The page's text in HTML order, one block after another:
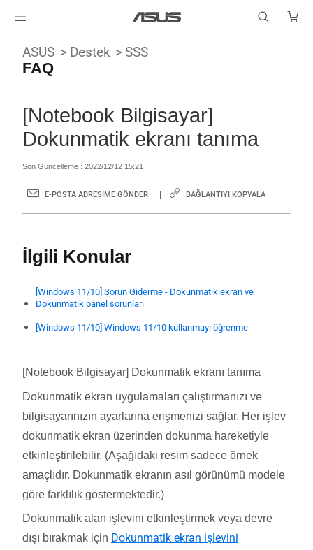
ASUS Destek SSS
FAQ
[Notebook Bilgisayar]
Dokunmatik ekranı tanıma
Son Güncelleme : 2022/12/12 15:21
E-POSTA ADRESIME GÖNDER BAĞLANTIYI KOPYALA
İlgili Konular
[Windows 11/10] Sorun Giderme - Dokunmatik ekran ve
Dokunmatik panel sorunları
[Windows 11/10] Windows 11/10 kullanmayı öğrenme
[Notebook Bilgisayar] Dokunmatik ekranı tanıma
Dokunmatik ekran uygulamaları çalıştırmanızı ve
bilgisayarınızın ayarlarına erişmenizi sağlar. Her işlev
dokunmatik ekran üzerinden dokunma hareketiyle
etkinleştirilebilir. (Aşağıdaki resim sadece örnek
amaçlıdır. Dokunmatik ekranın asıl görünümü modele
göre farklılık göstermektedir.)
Dokunmatik alan işlevini etkinleştirmek veya devre
dışı bırakmak için Dokunmatik ekran işlevini